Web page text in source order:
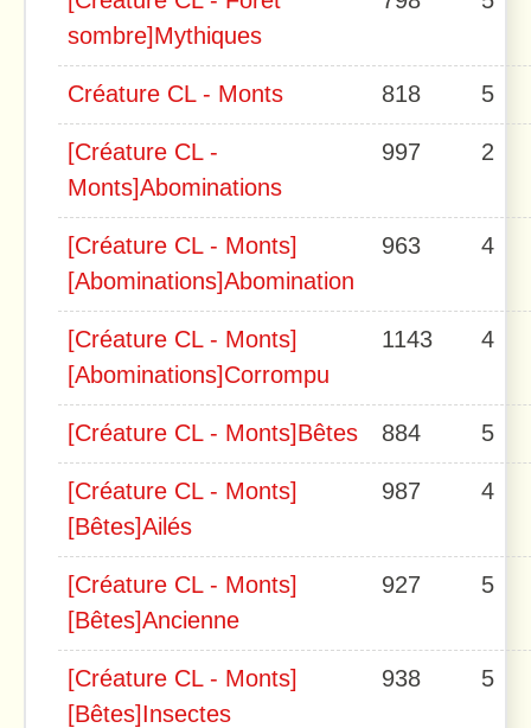
sombre]Mythiques
Créature CL - Monts 818 5
[Créature CL -
Monts]Abominations
997 2
[Créature CL - Monts]
[Abominations]Abomination
963 4
[Créature CL - Monts]
[Abominations]Corrompu
1143 4
[Créature CL - Monts]Bêtes 884 5
[Créature CL - Monts]
[Bêtes]Ailés
987 4
[Créature CL - Monts]
[Bêtes]Ancienne
927 5
[Créature CL - Monts]
[Bêtes]Insectes
938 5